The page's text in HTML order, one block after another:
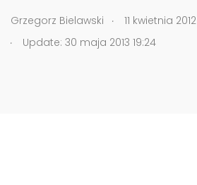
Grzegorz Bielawski .
11 kwietnia 2012
.
Update: 30 maja 2013 19:24